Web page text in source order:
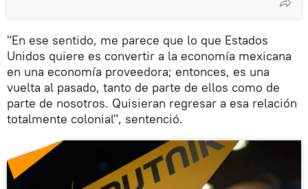
"En ese sentido, me parece que lo que Estados
Unidos quiere es convertir a la economía mexicana
en una economía proveedora; entonces, es una
vuelta al pasado, tanto de parte de ellos como de
parte de nosotros. Quisieran regresar a esa relación
totalmente colonial", sentenció.